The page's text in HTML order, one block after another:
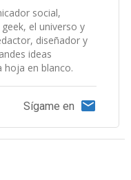
social,
el universo y
diseñador y
ideas
hoja en blanco.
Sígame en